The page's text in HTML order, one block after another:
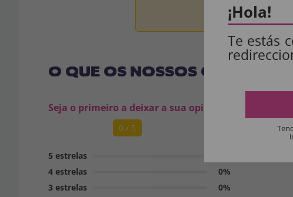
O QUE OS NOSSOS CLIENTES
Seja o primeiro a deixar a sua opinião
0 / 5
5 estrelas
4 estrelas
0%
3 estrelas
0%
¡Hola!
Te estás